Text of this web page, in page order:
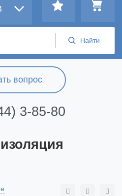
вопрос
3-85-80